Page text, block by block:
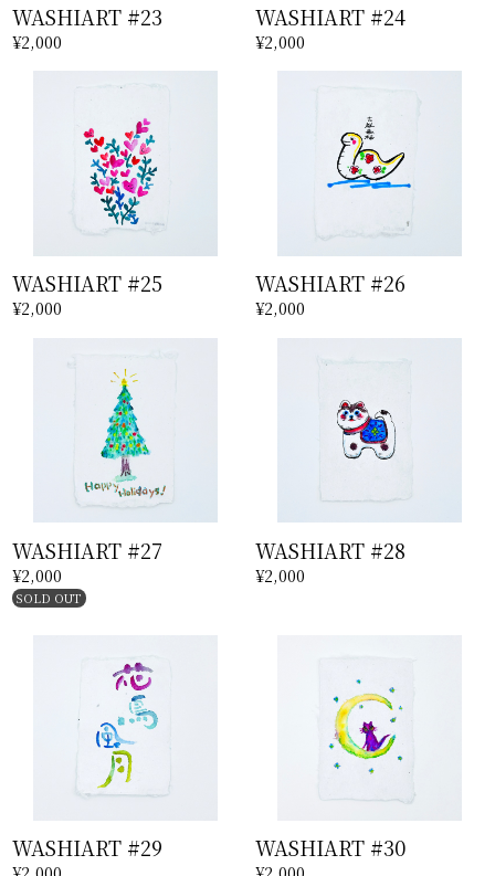
WASHIART #23
¥2,000
WASHIART #24
¥2,000
WASHIART #25
¥2,000
WASHIART #26
¥2,000
WASHIART #27
¥2,000
SOLD OUT
WASHIART #28
¥2,000
WASHIART #29 WASHIART #30